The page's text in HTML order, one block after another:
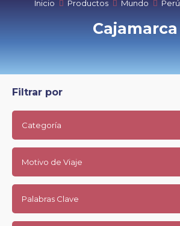
Inicio Productos Mundo Perú
Cajamarca
Filtrar por
Categoría
Motivo de Viaje
Palabras Clave